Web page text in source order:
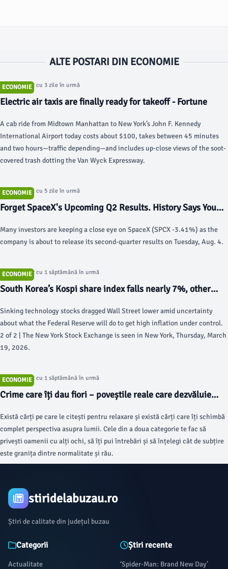
ALTE POSTARI DIN ECONOMIE
ECONOMIE
Articol postat cu 3 zile în urmă
Electric air taxis are finally ready for takeoff - Fortune
A cab ride from Midtown Manhattan to New York’s John F. Kennedy
International Airport today costs about $100, takes between 45 minutes
and two hours—traffic depending—and includes up-close views of the soot-
covered trash dotting the Van Wyck Expressway.
ECONOMIE
Articol postat cu 5 zile în urmă
Forget SpaceX's Upcoming Q2 Results. History Says You
Stock. - The Motley Fool
Many investors are keeping a close eye on SpaceX (SPCX -3.41%) as the
company is about to release its second-quarter results on Tuesday, Aug. 4.
ECONOMIE
Articol postat cu 1 săptămână în urmă
South Korea’s Kospi share index falls nearly 7%, other
Sinking technology stocks dragged Wall Street lower amid uncertainty
about what the Federal Reserve will do to get high inflation under control.
2 of 2 | The New York Stock Exchange is seen in New York, Thursday, March
19, 2026.
ECONOMIE
Articol postat cu 1 săptămână în urmă
Crime care îți dau fiori – poveștile reale care dezvăluie
Există cărți pe care le citești pentru relaxare și există cărți care îți schimbă
complet perspectiva asupra lumii. Cele din a doua categorie te fac să
privești oamenii cu alți ochi, să îți pui întrebări și să înțelegi cât de subțire
este granița dintre normalitate și rău.
stiridelabuzau.ro
Știri de calitate din județul buzau
Categorii
Actualitate
Știri recente
‘Spider-Man: Brand New Day’